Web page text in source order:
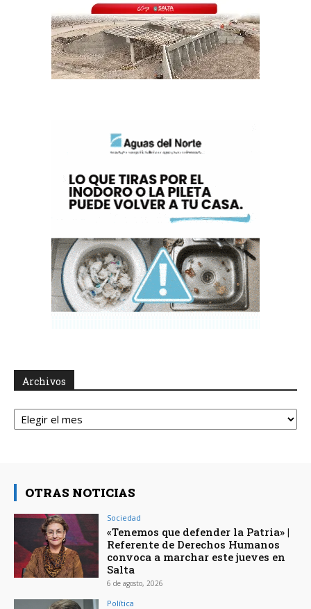
Archivos
Archivos
OTRAS NOTICIAS
Sociedad
«Tenemos que defender la Patria» |
Referente de Derechos Humanos
convoca a marchar este jueves en
Salta
6 de agosto, 2026
Política